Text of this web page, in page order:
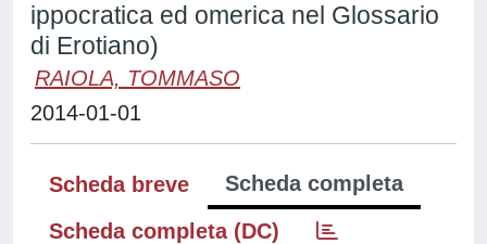
ippocratica ed omerica nel Glossario
di Erotiano)
RAIOLA, TOMMASO
2014-01-01
Scheda breve
Scheda completa
Scheda completa (DC)